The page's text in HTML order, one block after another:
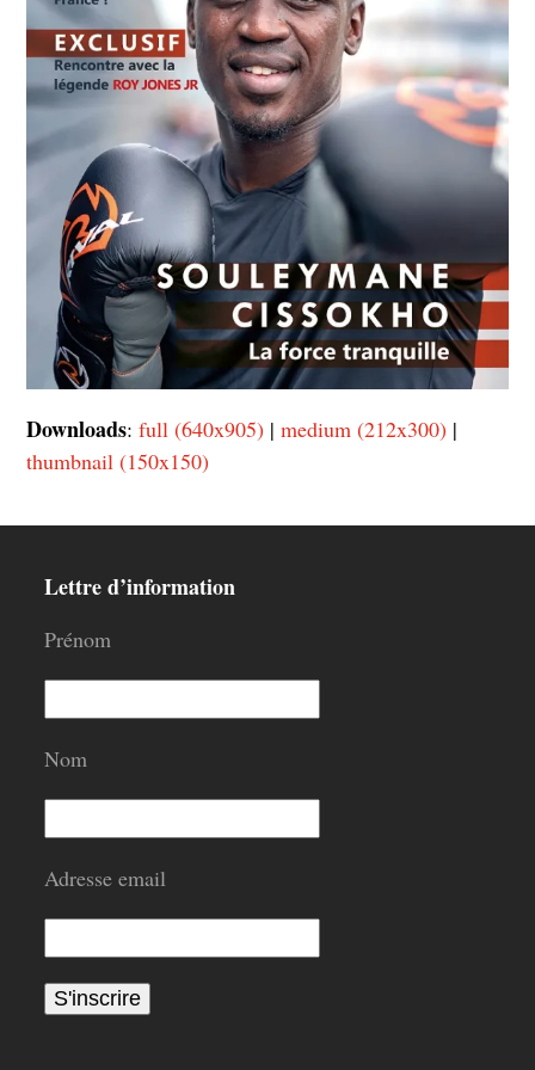
Downloads:full (640x905) |medium (212x300) |
thumbnail (150x150)
Lettre d’information
Prénom
Nom
Adresse email